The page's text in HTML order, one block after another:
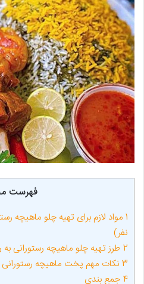
فهرست
1
نفر)
2 طرز تهیه چلو ماهیچه رستورانی
3 نکات مهم پخت ماهیچه
4 جمع بندی